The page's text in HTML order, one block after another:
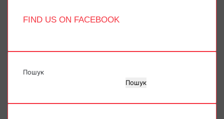
FIND US ON FACEBOOK
Пошук
Пошук